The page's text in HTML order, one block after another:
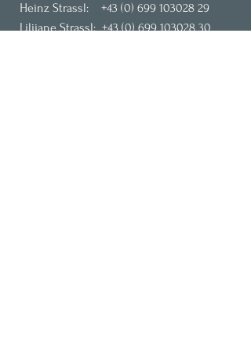
Heinz Strassl: +43 (0) 699 103028 29
Liliiane Strassl:+43 (0) 699 103028 30